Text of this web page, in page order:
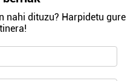
nahi dituzu? Harpidetu gure